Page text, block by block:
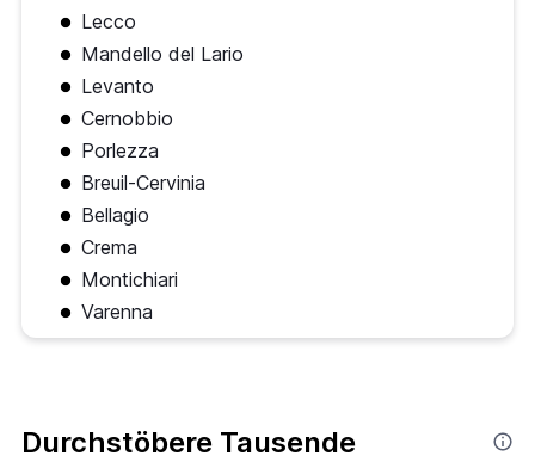
Lecco
Mandello del Lario
Levanto
Cernobbio
Porlezza
Breuil-Cervinia
Bellagio
Crema
Montichiari
Varenna
Durchstöbere Tausende